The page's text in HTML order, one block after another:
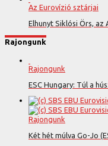
Az Eurovízió sztárjai
Elhunyt Siklósi Örs, az
Rajongunk
Rajongunk
ESC Hungary: Túl a
Rajongunk
Két hét múlva Go-Jo